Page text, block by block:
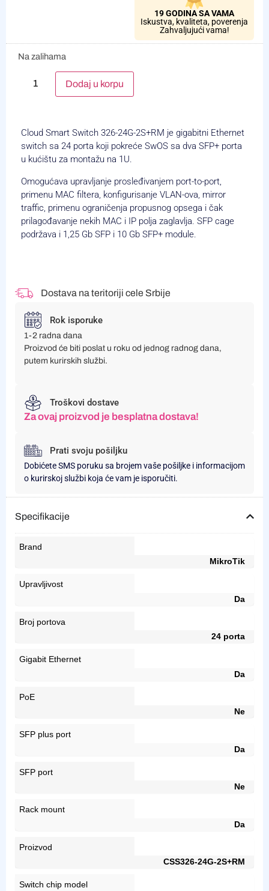
19 GODINA SA VAMA
Iskustva, kvaliteta, poverenja
Zahvaljujući vama!
Na zalihama
Dodaj u korpu
Cloud Smart Switch 326-24G-2S+RM je gigabitni Ethernet
switch sa 24 porta koji pokreće SwOS sa dva SFP+ porta
u kućištu za montažu na 1U.
Omogućava upravljanje prosleđivanjem port-to-port,
primenu MAC filtera, konfigurisanje VLAN-ova, mirror
traffic, primenu ograničenja propusnog opsega i čak
prilagođavanje nekih MAC i IP polja zaglavlja. SFP cage
podržava i 1,25 Gb SFP i 10 Gb SFP+ module.
Dostava na teritoriji cele Srbije
Rok isporuke
1-2 radna dana
Proizvod će biti poslat u roku od jednog radnog dana,
putem kurirskih službi.
Troškovi dostave
Za ovaj proizvod je besplatna dostava!
Prati svoju pošiljku
Dobićete SMS poruku sa brojem vaše pošiljke i informacijom
o kurirskoj službi koja će vam je isporučiti.
Specifikacije
Brand
MikroTik
Upravljivost
Da
Broj portova
24 porta
Gigabit Ethernet
Da
PoE
Ne
SFP plus port
Da
SFP port
Ne
Rack mount
Da
Proizvod
CSS326-24G-2S+RM
Switch chip model